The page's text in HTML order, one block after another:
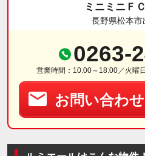
ミニミニＦ
長野県松本市
0263-
営業時間：10:00～18:00／火曜
お問い合わ